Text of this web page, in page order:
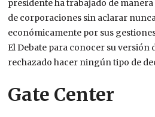
presidente ha trabajado de
de corporaciones sin aclarar
económicamente por sus
El Debate para conocer su versión
rechazado hacer ningún tipo de
Gate Center